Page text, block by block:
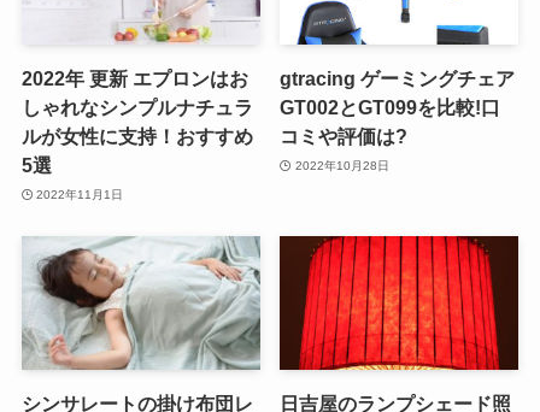
2022年 更新 エプロンはお
しゃれなシンプルナチュラ
ルが女性に支持！おすすめ
5選
2022年11月1日
gtracing ゲーミングチェア
GT002とGT099を比較!口
コミや評価は?
2022年10月28日
シンサレートの掛け布団レ
日吉屋のランプシェード照